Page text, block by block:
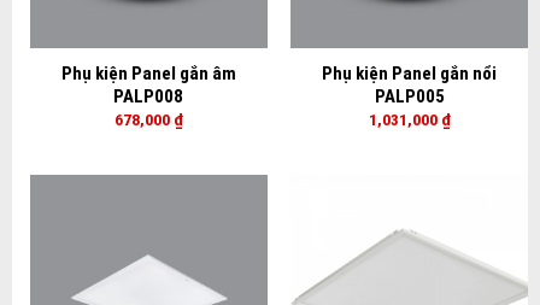
Phụ kiện Panel gắn âm
PALP008
678,000 ₫
Phụ kiện Panel gắn nổi
PALP005
1,031,000 ₫